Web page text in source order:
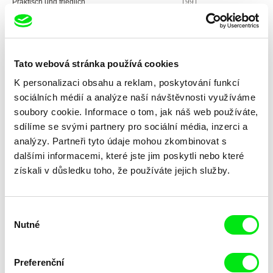
Tato webová stránka používá cookies
K personalizaci obsahu a reklam, poskytování funkcí
sociálních médií a analýze naší návštěvnosti využíváme
soubory cookie. Informace o tom, jak náš web používáte,
sdílíme se svými partnery pro sociální média, inzerci a
analýzy. Partneři tyto údaje mohou zkombinovat s
dalšími informacemi, které jste jim poskytli nebo které
získali v důsledku toho, že používáte jejich služby.
souhlasu
Nutné
Preferenční
Praktisch und friedlich 1991
Techqua Ikachi, Land – Mein Leben / Techqua
Walkwoman
Mailma - Eine Improvisation / Mailma - an
improvisation
1987
Die Reise zur Südsee
Rondo Gravitat 1986
Herzens-Freude / Joy of Hearts 1986
Habibi - Ein Liebesbrief / Habibi - a love letter 1986